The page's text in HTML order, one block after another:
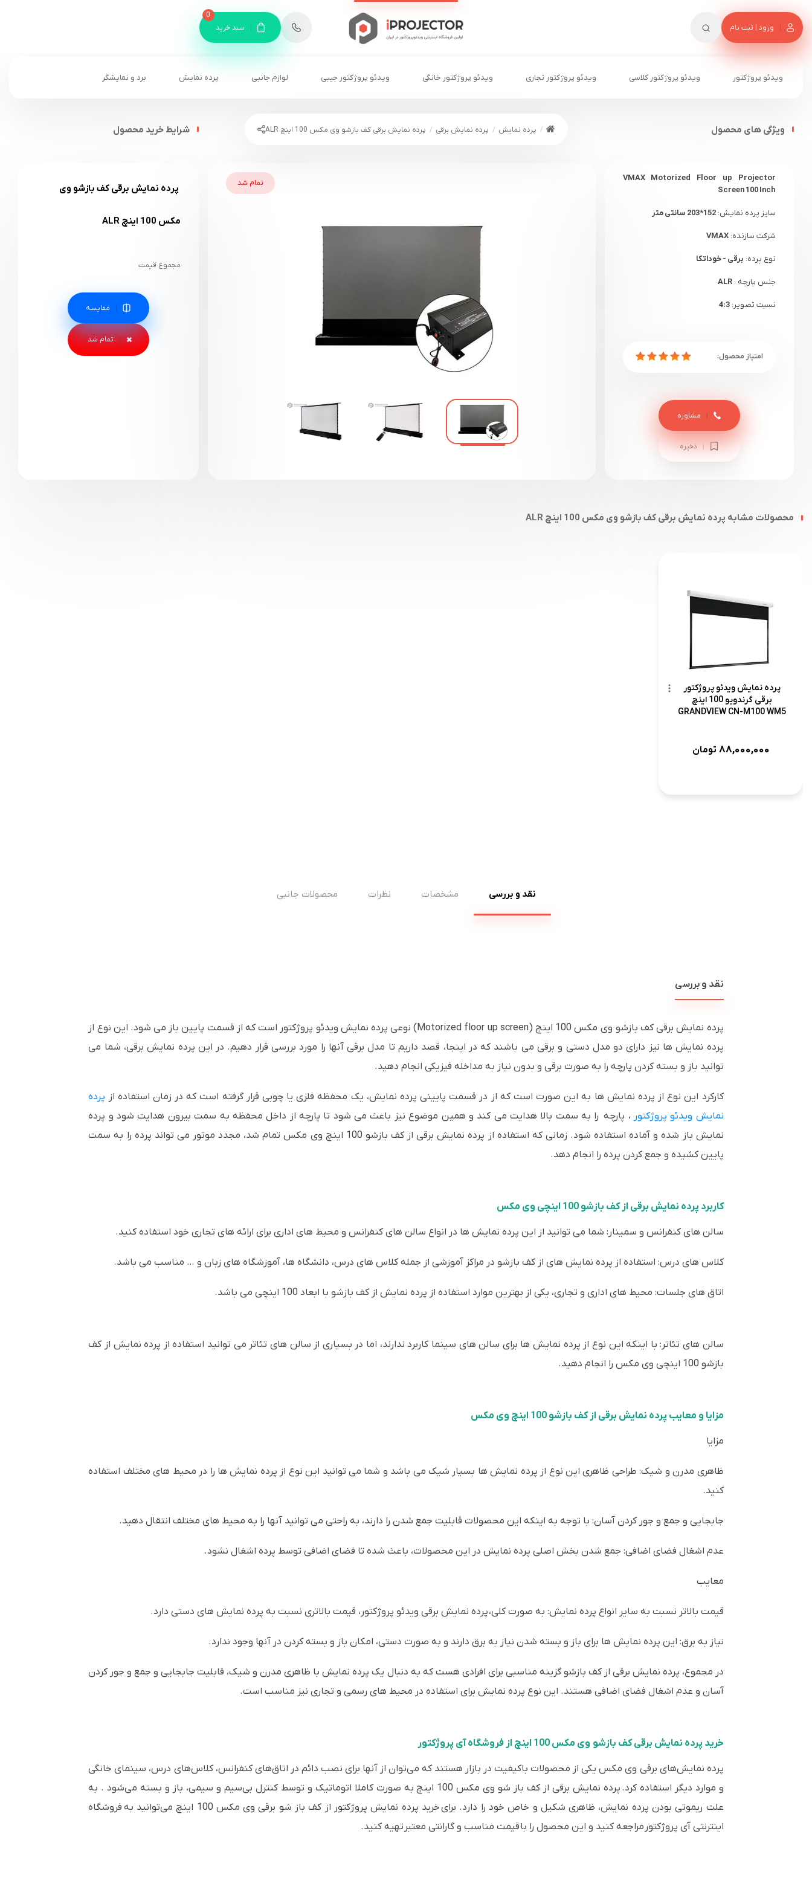
ورود | ثبت نام
8
سبد خرید
0
ویدئو پروژکتور ویدئو پروژکتور کلاسی ویدئو پروژکتور تجاری ویدئو پروژکتور خانگی ویدئو پروژکتور جیبی لوازم جانبی پرده نمایش برد و نمایشگر
پرده نمایش پرده نمایش برقی پرده نمایش برقی کف بازشو وی مکس 100 اینچ ALR
تمام شد
شرایط خرید محصول
پرده نمایش برقی کف بازشو وی
مکس 100 اینچ ALR
مجموع قیمت
مقایسه
ویژگی های محصول
VMAX Motorized Floor up Projector
Screen 100 Inch
سایز پرده نمایش: 152*203 سانتی متر
شرکت سازنده: VMAX
نوع پرده: برقی - خوداتکا
جنس پارچه : ALR
نسبت تصویر: 4:3
ذخیره
مشاوره
محصولات مشابه پرده نمایش برقی کف بازشو وی مکس 100 اینچ ALR
پرده نمایش ویدئو پروژکتور
برقی گرندویو 100 اینچ
GRANDVIEW CN-M100 WM5
88,000,000 تومان
نقد و بررسی مشخصات نظرات محصولات جانبی
نقد و بررسی
پرده نمایش برقی کف بازشو وی مکس 100 اینچ (Motorized floor up screen) نوعی پرده نمایش ویدئو پروژکتور است که از قسمت پایین باز می شود. این نوع از
پرده نمایش ها نیز دارای دو مدل دستی و برقی می باشند که در اینجا، قصد داریم تا مدل برقی آنها را مورد بررسی قرار دهیم. در این پرده نمایش برقی، شما می
توانید باز و بسته کردن پارچه را به صورت برقی و بدون نیاز به مداخله فیزیکی انجام دهید.
کارکرد این نوع از پرده نمایش ها به این صورت است که از در قسمت پایینی پرده نمایش، یک محفظه فلزی یا چوبی قرار گرفته است که در زمان استفاده از پرده
نمایش ویدئو پروژکتور ، پارچه را به سمت بالا هدایت می کند و همین موضوع نیز باعث می شود تا پارچه از داخل محفظه به سمت بیرون هدایت شود و پرده
نمایش باز شده و آماده استفاده شود. زمانی که استفاده از پرده نمایش برقی از کف بازشو 100 اینچ وی مکس تمام شد، مجدد موتور می تواند پرده را به سمت
پایین کشیده و جمع کردن پرده را انجام دهد.
کاربرد پرده نمایش برقی از کف بازشو 100 اینچی وی مکس
سالن های کنفرانس و سمینار: شما می توانید از این پرده نمایش ها در انواع سالن های کنفرانس و محیط های اداری برای ارائه های تجاری خود استفاده کنید.
کلاس های درس: استفاده از پرده نمایش های از کف بازشو در مراکز آموزشی از جمله کلاس های درس، دانشگاه ها، آموزشگاه های زبان و … مناسب می باشد.
اتاق های جلسات: محیط های اداری و تجاری، یکی از بهترین موارد استفاده از پرده نمایش از کف بازشو با ابعاد 100 اینچی می باشد.
سالن های تئاتر: با اینکه این نوع از پرده نمایش ها برای سالن های سینما کاربرد ندارند، اما در بسیاری از سالن های تئاتر می توانید استفاده از پرده نمایش از کف
بازشو 100 اینچی وی مکس را انجام دهید.
مزایا و معایب پرده نمایش برقی از کف بازشو 100 اینچ وی مکس
مزایا
ظاهری مدرن و شیک: طراحی ظاهری این نوع از پرده نمایش ها بسیار شیک می باشد و شما می توانید این نوع از پرده نمایش ها را در محیط های مختلف استفاده
کنید.
جابجایی و جمع و جور کردن آسان: با توجه به اینکه این محصولات قابلیت جمع شدن را دارند، به راحتی می توانید آنها را به محیط های مختلف انتقال دهید.
عدم اشغال فضای اضافی: جمع شدن بخش اصلی پرده نمایش در این محصولات، باعث شده تا فضای اضافی توسط پرده اشغال نشود.
معایب
قیمت بالاتر نسبت به سایر انواع پرده نمایش: به صورت کلی، پرده نمایش برقی ویدئو پروژکتور، قیمت بالاتری نسبت به پرده نمایش های دستی دارد.
نیاز به برق: این پرده نمایش ها برای باز و بسته شدن نیاز به برق دارند و به صورت دستی، امکان باز و بسته کردن در آنها وجود ندارد.
در مجموع، پرده نمایش برقی از کف بازشو گزینه مناسبی برای افرادی هست که به دنبال یک پرده نمایش با ظاهری مدرن و شیک، قابلیت جابجایی و جمع و جور کردن
آسان و عدم اشغال فضای اضافی هستند. این نوع پرده نمایش برای استفاده در محیط های رسمی و تجاری نیز مناسب است.
خرید پرده نمایش برقی کف بازشو وی مکس 100 اینچ از فروشگاه آی پروژکتور
پرده نمایش‌های برقی وی مکس یکی از محصولات باکیفیت در بازار هستند که می‌توان از آنها برای نصب دائم در اتاق‌های کنفرانس، کلاس‌های درس، سینمای خانگی
و موارد دیگر استفاده کرد. پرده نمایش برقی از کف باز شو وی مکس 100 اینچ به صورت کاملا اتوماتیک و توسط کنترل بی‌سیم و سیمی، باز و بسته می‌شود . به
علت ریموتی بودن پرده نمایش، ظاهری شکیل و خاص خود را دارد. برای خرید پرده نمایش پروژکتور از کف باز شو برقی وی مکس 100 اینچ می‌توانید به فروشگاه
اینترنتی آی پروژکتور مراجعه کنید و این محصول را با قیمت مناسب و گارانتی معتبر تهیه کنید.